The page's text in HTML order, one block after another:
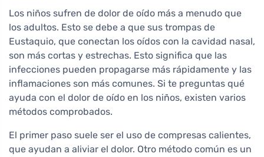
Los niños sufren de dolor de oído más a menudo que
los adultos. Esto se debe a que sus trompas de
Eustaquio, que conectan los oídos con la cavidad nasal,
son más cortas y estrechas. Esto significa que las
infecciones pueden propagarse más rápidamente y las
inflamaciones son más comunes. Si te preguntas qué
ayuda con el dolor de oído en los niños, existen varios
métodos comprobados.
El primer paso suele ser el uso de compresas calientes,
que ayudan a aliviar el dolor. Otro método común es un